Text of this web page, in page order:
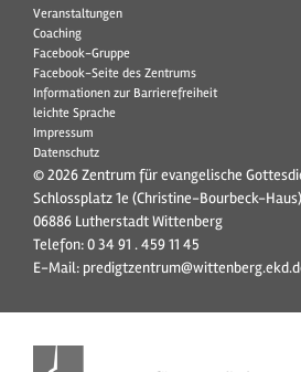
Veranstaltungen
Coaching
Facebook-Gruppe
Facebook-Seite des Zentrums
Informationen zur Barrierefreiheit
leichte Sprache
Impressum
Datenschutz
© 2026 Zentrum für evangelische
Schlossplatz 1e (Christine-Bourbeck-Haus)
06886 Lutherstadt Wittenberg
Telefon:0 34 91 . 459 11 45
E-Mail: